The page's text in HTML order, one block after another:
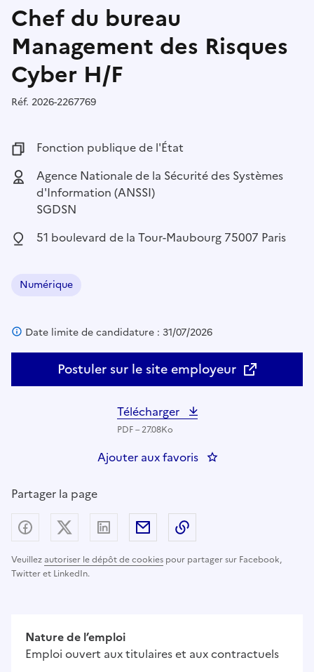
Chef du bureau
Management des Risques
Cyber H/F
Réf. Référence :
2026-2267769
Fonction publique :
Fonction publique de l'État
Employeur :
Agence Nationale de la Sécurité des Systèmes
d'Information (ANSSI)
SGDSN
Localisation :
51 boulevard de la Tour-Maubourg 75007 Paris
Domaine :
Numérique
Postuler sur le site employeur
Date limite de candidature : 31/07/2026
Télécharger
PDF – 27.08Ko
Ajouter aux favoris : Chef du bureau
Partager la page
Veuillezautoriser le dépôt de cookies pour partager sur Facebook,
Twitter et LinkedIn.
Partager sur Facebook
Partager sur X (anciennement Twitter) -
Partager sur LinkedIn
Partager par email
Nature de l’emploi
Emploi ouvert aux titulaires et aux contractuels